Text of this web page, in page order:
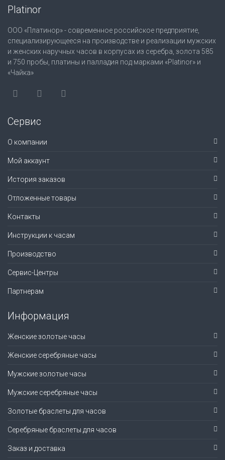
Platinor
ООО «Платинор» - современное российское предприятие,
специализирующееся на производстве и реализации мужских
и женских наручных часов в корпусах из серебра, золота 585
и 750 пробы, платины и палладия под марками «Platinor» и
«Чайка»
Сервис
О компании
Мой аккаунт
История заказов
Отложенные товары
Контакты
Инструкции к часам
Производство
Сервис-Центры
Партнерам
Информация
Женские золотые часы
Женские серебряные часы
Мужские золотые часы
Мужские серебряные часы
Золотые браслеты для часов
Серебряные браслеты для часов
Заказ и доставка